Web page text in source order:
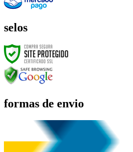
selos
formas de envio